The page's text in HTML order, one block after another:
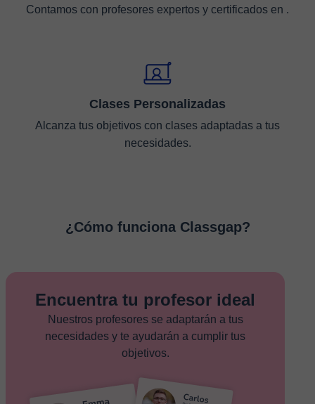
Contamos con profesores expertos y certificados en .
Clases Personalizadas
Alcanza tus objetivos con clases adaptadas a tus
necesidades.
¿Cómo funciona Classgap?
Encuentra tu profesor ideal
Nuestros profesores se adaptarán a tus
necesidades y te ayudarán a cumplir tus
objetivos.